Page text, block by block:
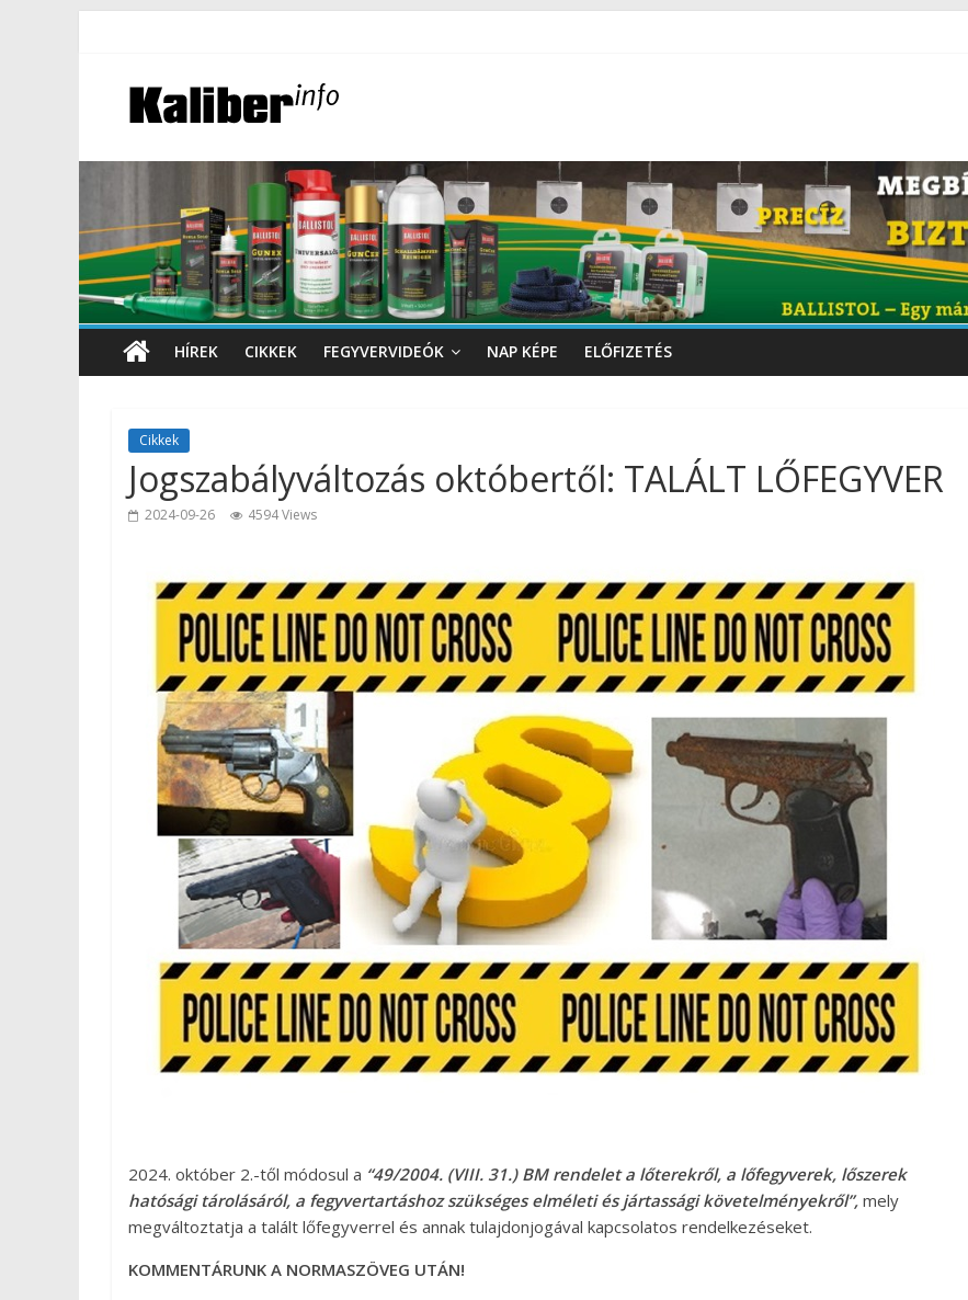
HÍREK CIKKEK FEGYVERVIDEÓK NAP KÉPE ELŐFIZETÉS
Cikkek
Jogszabályváltozás októbertől: TALÁLT LŐFEGYVER
2024-09-26 4594 Views
2024. október 2.-től módosul a “49/2004. (VIII. 31.) BM rendelet a lőterekről, a lőfegyverek, lőszerek
hatósági tárolásáról, a fegyvertartáshoz szükséges elméleti és jártassági követelményekről”, mely
megváltoztatja a talált lőfegyverrel és annak tulajdonjogával kapcsolatos rendelkezéseket.
KOMMENTÁRUNK A NORMASZÖVEG UTÁN!